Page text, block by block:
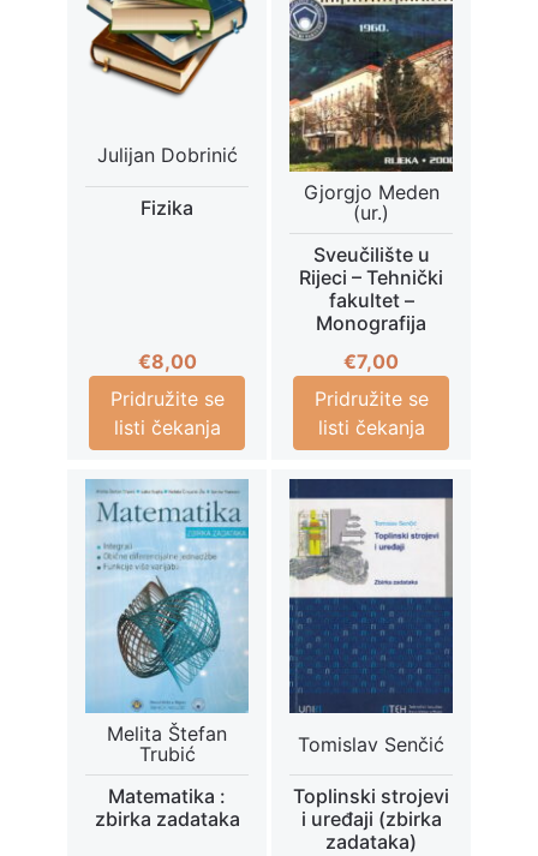
Julijan Dobrinić
Fizika
€8,00
Pridružite se
listi čekanja
Gjorgjo Meden
(ur.)
Sveučilište u
Rijeci – Tehnički
fakultet –
Monografija
€7,00
Pridružite se
listi čekanja
Melita Štefan
Trubić
Matematika :
zbirka zadataka
Tomislav Senčić
Toplinski strojevi
i uređaji (zbirka
zadataka)